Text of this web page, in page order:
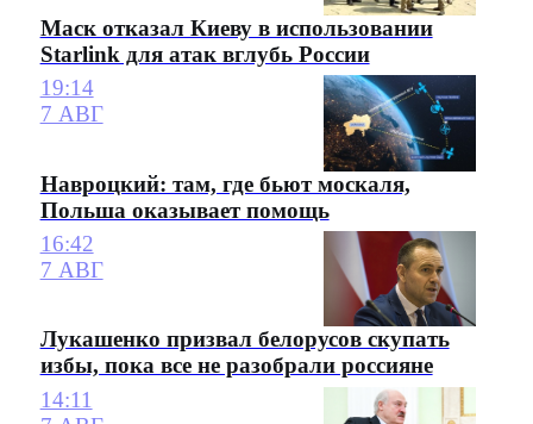
Маск отказал Киеву в использовании
Starlink для атак вглубь России
19:14
7 АВГ
Навроцкий: там, где бьют москаля,
Польша оказывает помощь
16:42
7 АВГ
Лукашенко призвал белорусов скупать
избы, пока все не разобрали россияне
14:11